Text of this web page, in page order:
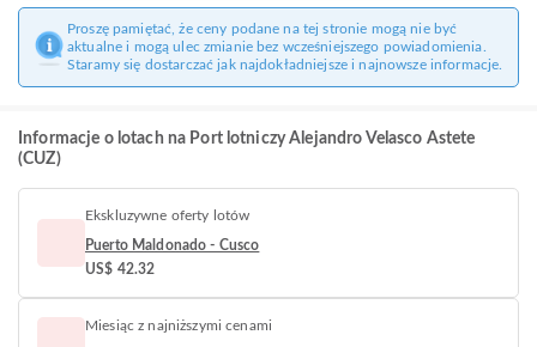
Proszę pamiętać, że ceny podane na tej stronie mogą nie być
aktualne i mogą ulec zmianie bez wcześniejszego powiadomienia.
Staramy się dostarczać jak najdokładniejsze i najnowsze informacje.
Informacje o lotach na Port lotniczy Alejandro Velasco Astete
(CUZ)
Ekskluzywne oferty lotów
Puerto Maldonado - Cusco
US$ 42.32
Miesiąc z najniższymi cenami